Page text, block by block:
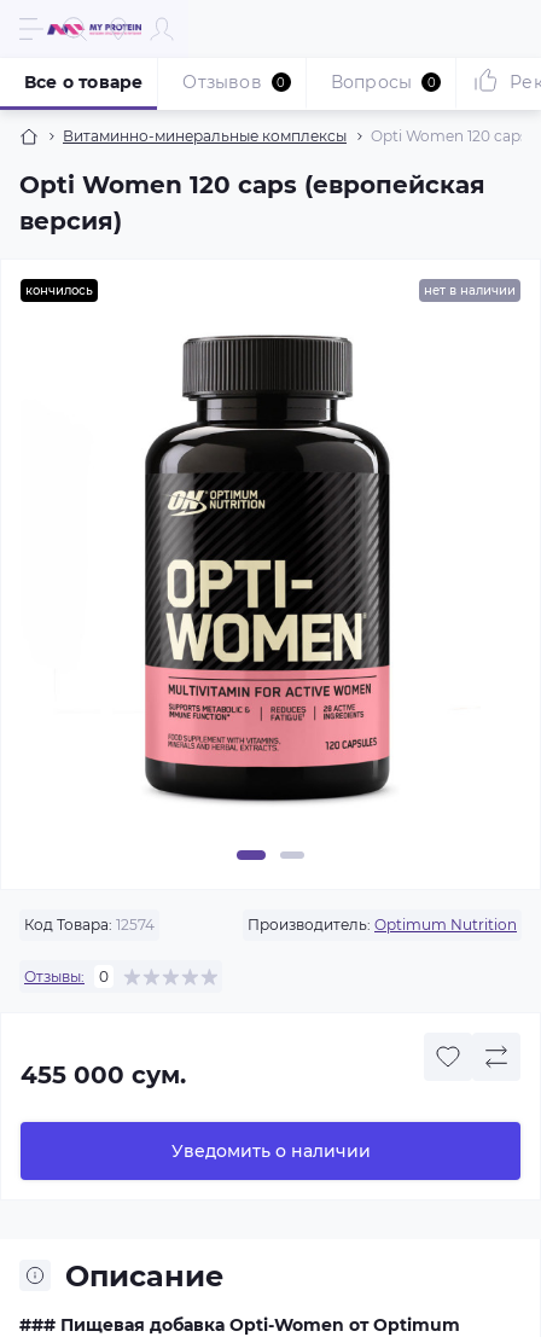
Витаминно-минеральные комплексы Opti Women 120 caps
Opti Women 120 caps (европейская
версия)
Все о товаре Отзывов 0 Вопросы 0
кончилось нет в наличии
Код Товара: 12574 Производитель: Optimum Nutrition
Отзывы: 0
455 000 сум.
Уведомить о наличии
Описание
### Пищевая добавка Opti-Women от Optimum